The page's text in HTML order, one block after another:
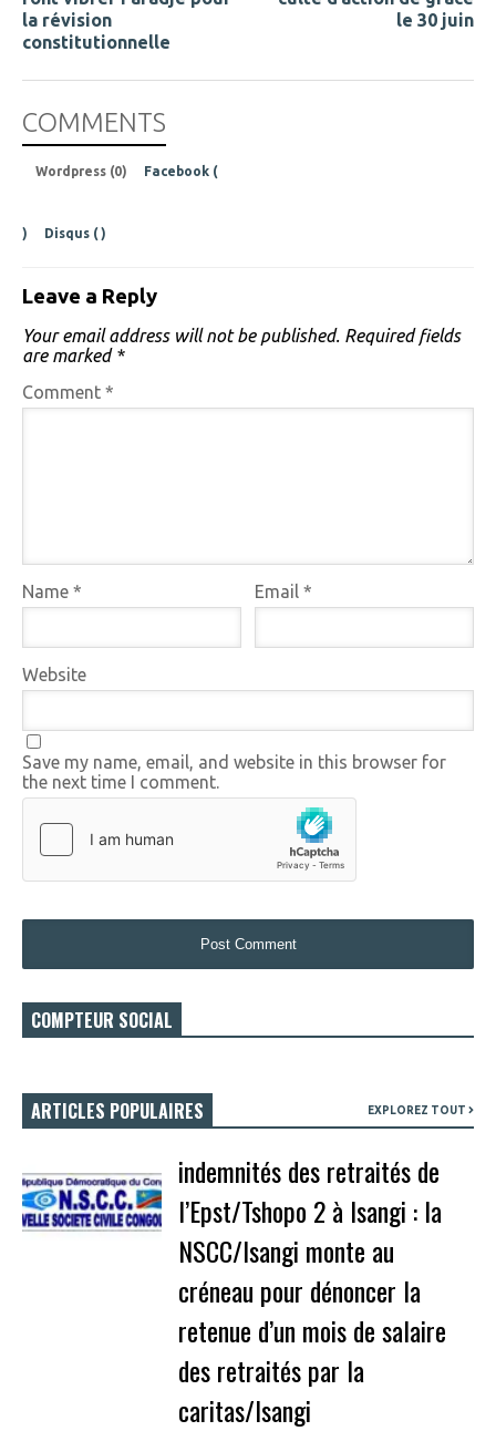
la révision
constitutionnelle
le 30 juin
COMMENTS
Wordpress (0) Facebook (
) Disqus ( )
Leave a Reply
Your email address will not be published. Required fields
are marked *
Comment *
Name * Email*
Website
Save my name, email, and website in this browser for
the next time I comment.
COMPTEUR SOCIAL
ARTICLES POPULAIRES EXPLOREZ TOUT
indemnités des retraités de
l’Epst/Tshopo 2 à Isangi : la
NSCC/Isangi monte au
créneau pour dénoncer la
retenue d’un mois de salaire
des retraités par la
caritas/Isangi